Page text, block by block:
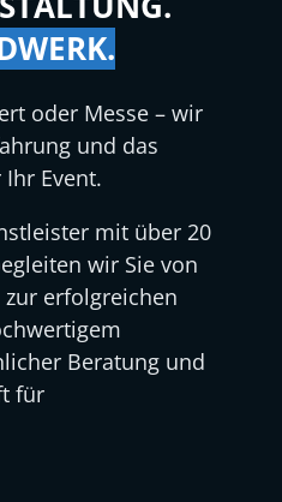
oder Messe – wir
und das
Event.
mit über 20
wir Sie von
erfolgreichen
Beratung und
für